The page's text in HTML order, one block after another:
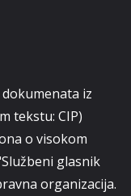
iz
tekstu: CIP)
o visokom
glasnik
organizacija.